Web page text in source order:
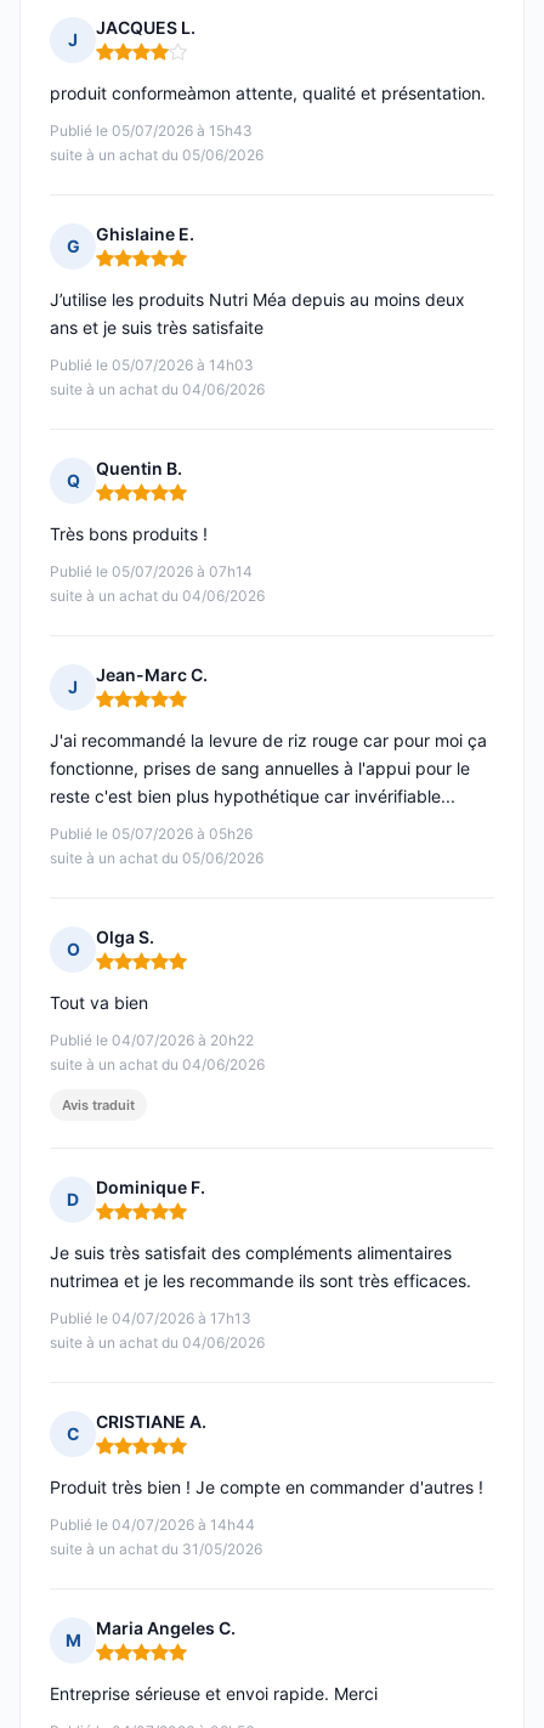
J
JACQUES L.
Note : 4 sur 5
Publié le 05/07/2026 à 15h43
suite à un achat du 05/06/2026
produit conformeàmon attente, qualité et présentation.
G
Ghislaine E.
Note : 5 sur 5
Publié le 05/07/2026 à 14h03
suite à un achat du 04/06/2026
J’utilise les produits Nutri Méa depuis au moins deux
ans et je suis très satisfaite
Q
Quentin B.
Note : 5 sur 5
Publié le 05/07/2026 à 07h14
suite à un achat du 04/06/2026
Très bons produits !
J
Jean-Marc C.
Note : 5 sur 5
Publié le 05/07/2026 à 05h26
suite à un achat du 05/06/2026
J'ai recommandé la levure de riz rouge car pour moi ça
fonctionne, prises de sang annuelles à l'appui pour le
reste c'est bien plus hypothétique car invérifiable...
O
Olga S.
Note : 5 sur 5
Publié le 04/07/2026 à 20h22
suite à un achat du 04/06/2026
Tout va bien
Avis traduit
D
Dominique F.
Note : 5 sur 5
Publié le 04/07/2026 à 17h13
suite à un achat du 04/06/2026
Je suis très satisfait des compléments alimentaires
nutrimea et je les recommande ils sont très efficaces.
C
CRISTIANE A.
Note : 5 sur 5
Publié le 04/07/2026 à 14h44
suite à un achat du 31/05/2026
Produit très bien ! Je compte en commander d'autres !
M
Maria Angeles C.
Note : 5 sur 5
Entreprise sérieuse et envoi rapide. Merci